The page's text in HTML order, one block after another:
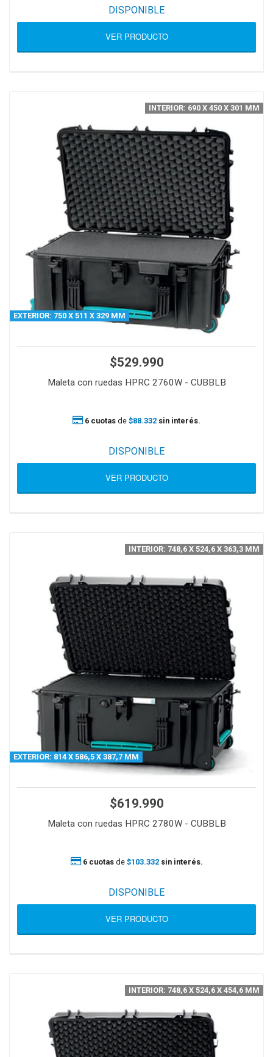
DISPONIBLE
VER PRODUCTO
EXTERIOR: 750 X 511 X 329 MM
$529.990
Maleta con ruedas HPRC 2760W - CUBBLB
INTERIOR: 690 X 450 X 301 MM
6 cuotas de $88.332 sin interés.
DISPONIBLE
VER PRODUCTO
EXTERIOR: 814 X 586,5 X 387,7 MM
$619.990
Maleta con ruedas HPRC 2780W - CUBBLB
INTERIOR: 748,6 X 524,6 X 363,3 MM
6 cuotasde $103.332 sin interés.
DISPONIBLE
VER PRODUCTO
INTERIOR: 748,6 X 524,6 X 454,6 MM